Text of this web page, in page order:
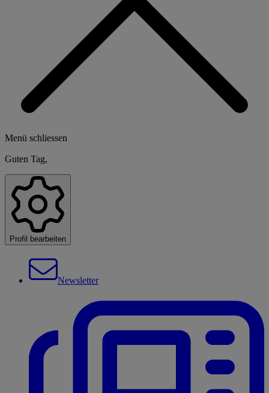
Menü schliessen
Guten Tag,
Profil bearbeiten
Newsletter